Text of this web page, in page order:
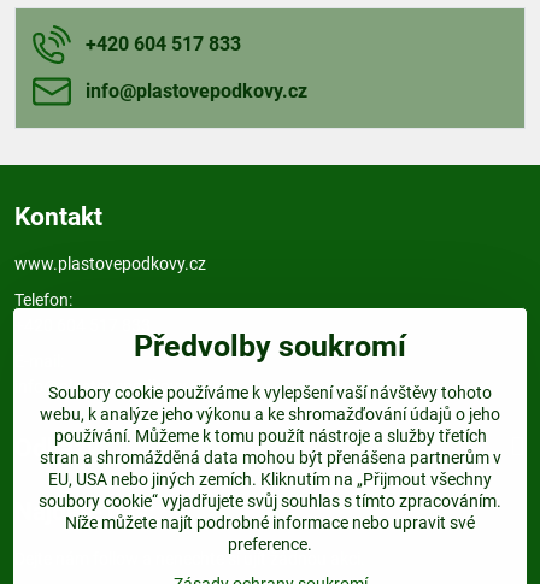
+420 604 517 833
info​@plastovepodkovy​.cz
Kontakt
www.plastovepodkovy.cz
Telefon:
info@plastovepodkovy.cz
Odkazy
Najdete nás:
Dejte nám follow a nenechte si ujít žádnou akci.
Předvolby soukromí
Soubory cookie používáme k vylepšení vaší návštěvy tohoto
webu, k analýze jeho výkonu a ke shromažďování údajů o jeho
používání. Můžeme k tomu použít nástroje a služby třetích
stran a shromážděná data mohou být přenášena partnerům v
EU, USA nebo jiných zemích. Kliknutím na „Přijmout všechny
soubory cookie“ vyjadřujete svůj souhlas s tímto zpracováním.
Níže můžete najít podrobné informace nebo upravit své
preference.